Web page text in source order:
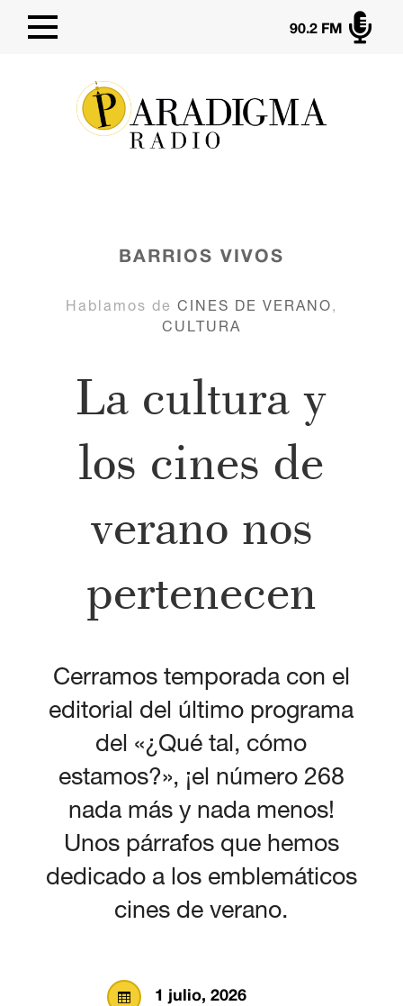

90.2 FM
BARRIOS VIVOS
Hablamos de CINES DE VERANO,
CULTURA
La cultura y
los cines de
verano nos
pertenecen
Cerramos temporada con el
editorial del último programa
del «¿Qué tal, cómo
estamos?», ¡el número 268
nada más y nada menos!
Unos párrafos que hemos
dedicado a los emblemáticos
cines de verano.
 1 julio, 2026